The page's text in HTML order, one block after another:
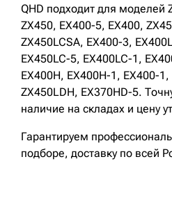
QHD подходит для моделей
ZX450, EX400-5, EX400,
ZX450LCSA, EX400-3,
EX450LC-5, EX400LC-1,
EX400H, EX400H-1, EX400-
ZX450LDH, EX370HD-5.
наличие на складах и цену
Гарантируем
подборе, доставку по всей